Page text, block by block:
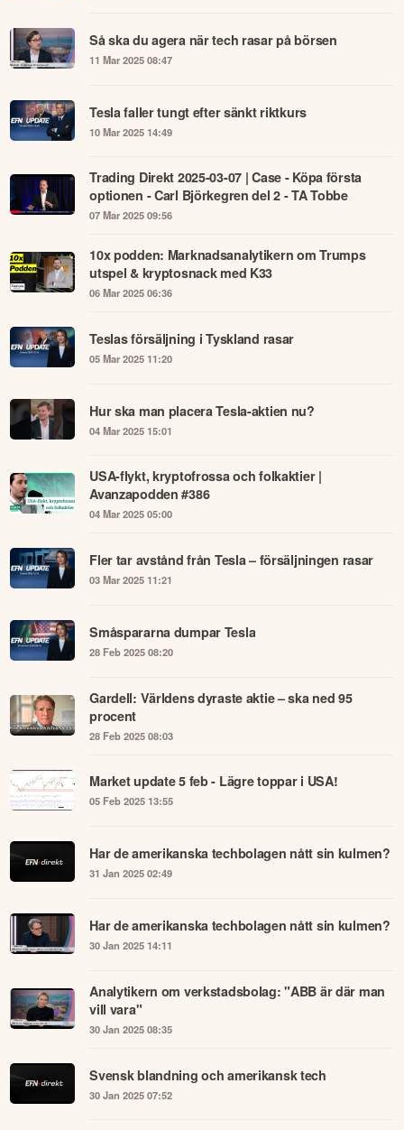
Så ska du agera när tech rasar på börsen
11 Mar 2025 08:47
Tesla faller tungt efter sänkt riktkurs
10 Mar 2025 14:49
Trading Direkt 2025-03-07 | Case - Köpa första
optionen - Carl Björkegren del 2 - TA Tobbe
07 Mar 2025 09:56
10x podden: Marknadsanalytikern om Trumps
utspel & kryptosnack med K33
06 Mar 2025 06:36
Teslas försäljning i Tyskland rasar
05 Mar 2025 11:20
Hur ska man placera Tesla-aktien nu?
04 Mar 2025 15:01
USA-flykt, kryptofrossa och folkaktier |
Avanzapodden #386
04 Mar 2025 05:00
Fler tar avstånd från Tesla – försäljningen rasar
03 Mar 2025 11:21
Småspararna dumpar Tesla
28 Feb 2025 08:20
Gardell: Världens dyraste aktie – ska ned 95
procent
28 Feb 2025 08:03
Market update 5 feb - Lägre toppar i USA!
05 Feb 2025 13:55
Har de amerikanska techbolagen nått sin kulmen?
31 Jan 2025 02:49
Har de amerikanska techbolagen nått sin kulmen?
30 Jan 2025 14:11
Analytikern om verkstadsbolag: "ABB är där man
vill vara"
30 Jan 2025 08:35
Svensk blandning och amerikansk tech
30 Jan 2025 07:52